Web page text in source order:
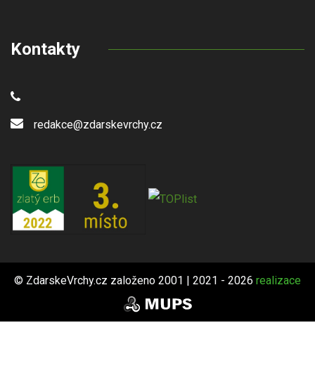
Kontakty
redakce@zdarskevrchy.cz
© ZdarskeVrchy.cz založeno 2001 | 2021 - 2026 realizace